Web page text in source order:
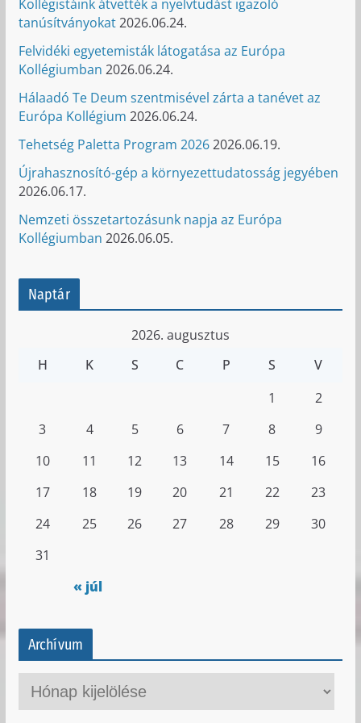
Kollégistáink átvették a nyelvtudást igazoló
tanúsítványokat2026.06.24.
Felvidéki egyetemisták látogatása az Európa
Kollégiumban 2026.06.24.
Hálaadó Te Deum szentmisével zárta a tanévet az
Európa Kollégium 2026.06.24.
Tehetség Paletta Program 20262026.06.19.
Újrahasznosító-gép a környezettudatosság jegyében
2026.06.17.
Nemzeti összetartozásunk napja az Európa
Kollégiumban 2026.06.05.
Naptár
2026. augusztus
H
K S C P S V
« júl
1
2
3
4 5 6 7 8
9
10
11 12 13 14 15
16
17
18 19 20 21 22
23
24
25 26 27 28 29
30
31
Archívum
r